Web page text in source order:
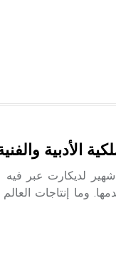
الأدبية
شهير لديكارت عبر
وما إنتاجات العالم